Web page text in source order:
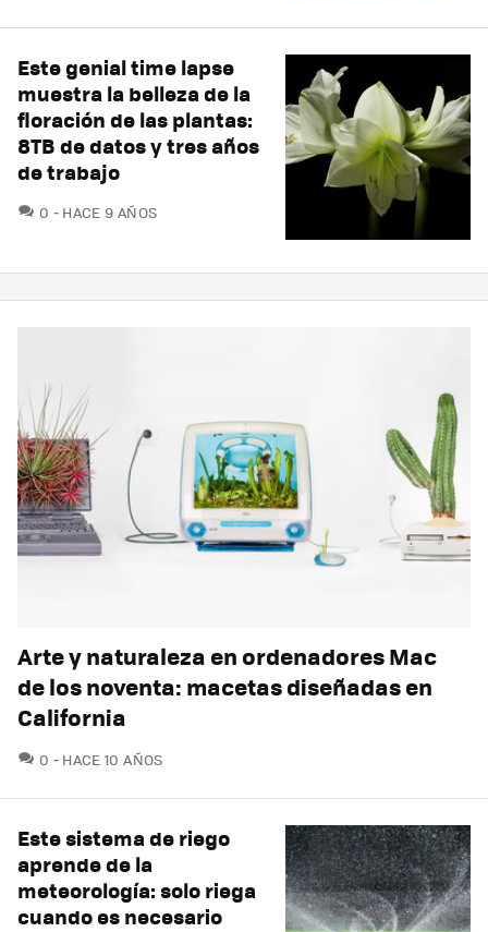
Este genial time lapse
muestra la belleza de la
floración de las plantas:
8TB de datos y tres años
de trabajo
0 COMENTARIOS
HACE 9 AÑOS
Arte y naturaleza en ordenadores Mac
de los noventa: macetas diseñadas en
California
0 COMENTARIOS
HACE 10 AÑOS
Este sistema de riego
aprende de la
meteorología: solo riega
cuando es necesario